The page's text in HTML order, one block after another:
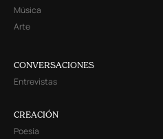
Música
Arte
CONVERSACIONES
Entrevistas
CREACIÓN
Poesía